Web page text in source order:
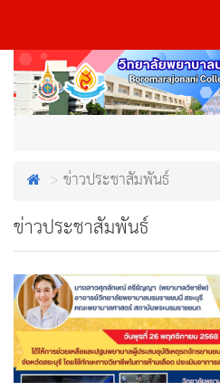
ข่าวประชาสัมพันธ์
ข่าวประชาสัมพันธ์